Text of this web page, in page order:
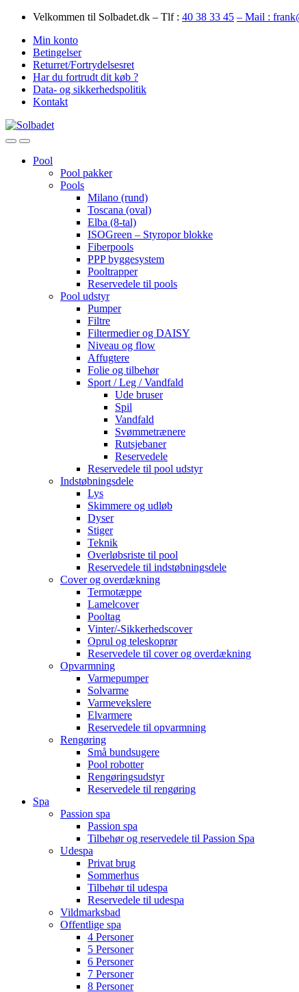
Skip
navigation
Skip
content
Velkommen til Solbadet.dk – Tlf : 40 38 33 45 – Mail :
Min konto
Betingelser
Returret/Fortrydelsesret
Har du fortrudt dit køb ?
Data- og sikkerhedspolitik
Kontakt
OpenClose
Pool
Pool pakker
Pools
Milano (rund)
Toscana (oval)
Elba (8-tal)
ISOGreen – Styropor blokke
Fiberpools
PPP byggesystem
Pooltrapper
Reservedele til pools
Pool udstyr
Pumper
Filtre
Filtermedier og DAISY
Niveau og flow
Affugtere
Folie og tilbehør
Sport / Leg / Vandfald
Ude bruser
Spil
Vandfald
Svømmetrænere
Rutsjebaner
Reservedele
Reservedele til pool udstyr
Indstøbningsdele
Lys
Skimmere og udløb
Dyser
Stiger
Teknik
Overløbsriste til pool
Reservedele til indstøbningsdele
Cover og overdækning
Termotæppe
Lamelcover
Pooltag
Vinter/-Sikkerhedscover
Oprul og teleskoprør
Reservedele til cover og overdækning
Opvarmning
Varmepumper
Solvarme
Varmevekslere
Elvarmere
Reservedele til opvarmning
Rengøring
Små bundsugere
Pool robotter
Rengøringsudstyr
Reservedele til rengøring
Spa
Passion spa
Passion spa
Tilbehør og reservedele til Passion Spa
Udespa
Privat brug
Sommerhus
Tilbehør til udespa
Reservedele til udespa
Vildmarksbad
Offentlige spa
4 Personer
5 Personer
6 Personer
7 Personer
8 Personer